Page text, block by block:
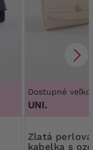
Dostupné
UNI.
Zlatá perlová
kabelka s